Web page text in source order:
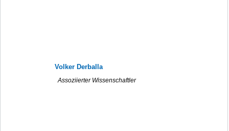
Volker Derballa
Assoziierter Wissenschaftler